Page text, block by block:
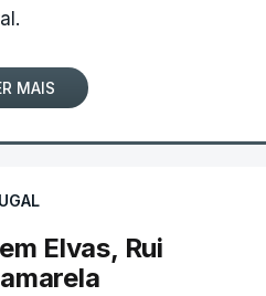
MAIS
Elvas, Rui